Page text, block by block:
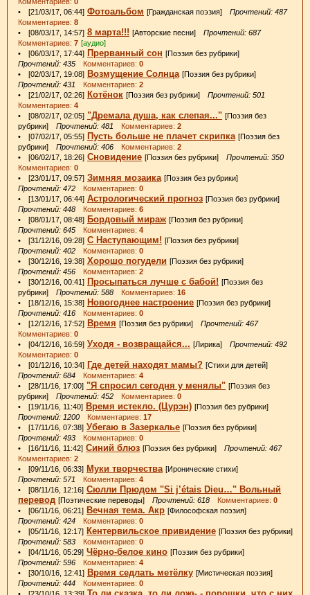
• [21/03/17, 06:44] Фотоальбом [Гражданская поэзия] Прочтений: 487
Комментариев: 8
• [08/03/17, 14:57] 8 марта!!! [Авторские песни] Прочтений: 687
Комментариев: 7 [аудио]
• [06/03/17, 17:44] Прерванный сон [Поэзия без рубрики]
Прочтений: 435 Комментариев: 0
• [02/03/17, 19:08] Возмущение Солнца [Поэзия без рубрики]
Прочтений: 431 Комментариев: 2
• [21/02/17, 02:26] Котёнок [Поэзия без рубрики] Прочтений: 501
Комментариев: 4
• [08/02/17, 02:05] "Дремала душа, как слепая..." [Поэзия без
рубрики] Прочтений: 481 Комментариев: 2
• [07/02/17, 05:55] Пусть больше не плачет скрипка [Поэзия без
рубрики] Прочтений: 406 Комментариев: 2
• [06/02/17, 18:26] Сновидение [Поэзия без рубрики] Прочтений: 350
Комментариев: 0
• [23/01/17, 09:57] Зимняя мозаика [Поэзия без рубрики]
Прочтений: 472 Комментариев: 0
• [13/01/17, 06:44] Астрологический прогноз [Поэзия без рубрики]
Прочтений: 448 Комментариев: 6
• [08/01/17, 08:48] Бордовый мираж [Поэзия без рубрики]
Прочтений: 645 Комментариев: 4
• [31/12/16, 09:28] С Наступающим! [Поэзия без рубрики]
Прочтений: 402 Комментариев: 0
• [30/12/16, 19:38] Хорошо погудели [Поэзия без рубрики]
Прочтений: 456 Комментариев: 2
• [30/12/16, 00:41] Просыпаться лучше с бабой! [Поэзия без
рубрики] Прочтений: 588 Комментариев: 16
• [18/12/16, 15:38] Новогоднее настроение [Поэзия без рубрики]
Прочтений: 416 Комментариев: 0
• [12/12/16, 17:52] Время [Поэзия без рубрики] Прочтений: 467
Комментариев: 0
• [04/12/16, 16:59] Уходя - возвращайся... [Лирика] Прочтений: 492
Комментариев: 0
• [01/12/16, 10:34] Где детей находят мамы? [Стихи для детей]
Прочтений: 684 Комментариев: 4
• [28/11/16, 17:00] "Я спросил сегодня у менялы" [Поэзия без
рубрики] Прочтений: 452 Комментариев: 0
• [19/11/16, 11:40] Время истекло. (Цурэн) [Поэзия без рубрики]
Прочтений: 1200 Комментариев: 17
• [17/11/16, 07:38] Убегаю в Зазеркалье [Поэзия без рубрики]
Прочтений: 493 Комментариев: 0
• [16/11/16, 11:42] Синий блюз [Поэзия без рубрики] Прочтений: 467
Комментариев: 2
• [09/11/16, 06:33] Муки творчества [Иронические стихи]
Прочтений: 571 Комментариев: 4
• [08/11/16, 12:16] Сюлли Прюдом "Si j’étais Dieu…" Вольный
перевод [Поэтические переводы] Прочтений: 618 Комментариев: 0
• [06/11/16, 06:21] Вечная тема. Акр [Философская поэзия]
Прочтений: 424 Комментариев: 0
• [05/11/16, 12:17] Кен­тер­вильс­кое привидение [Поэзия без рубрики]
Прочтений: 583 Комментариев: 0
• [04/11/16, 05:29] Чёрно-белое кино [Поэзия без рубрики]
Прочтений: 596 Комментариев: 4
• [30/10/16, 12:41] Время седлать метёлку [Мистическая поэзия]
Прочтений: 444 Комментариев: 0